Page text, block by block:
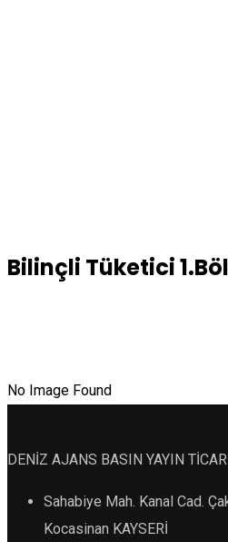
Bilinçli Tüketici
No Image Found
DENİZ AJANS BASIN YAYIN
Sahabiye Mah. Kanal Cad.
Kocasinan KAYSERİ